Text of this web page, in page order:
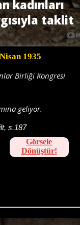
kadınları
taklit
1935
Birliği Kongresi
geliyor.
s.187
Görsele
Dönüştür!